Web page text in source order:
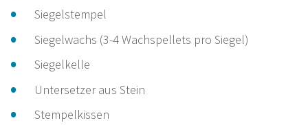
Siegelstempel
Siegelwachs (3-4 Wachspellets pro Siegel)
Siegelkelle
Untersetzer aus Stein
Stempelkissen